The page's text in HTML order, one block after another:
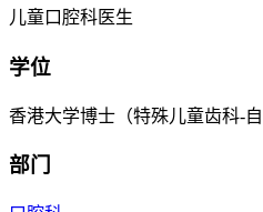
儿童口腔科医生
学位
香港大学博士（特殊儿童齿科-自
部门